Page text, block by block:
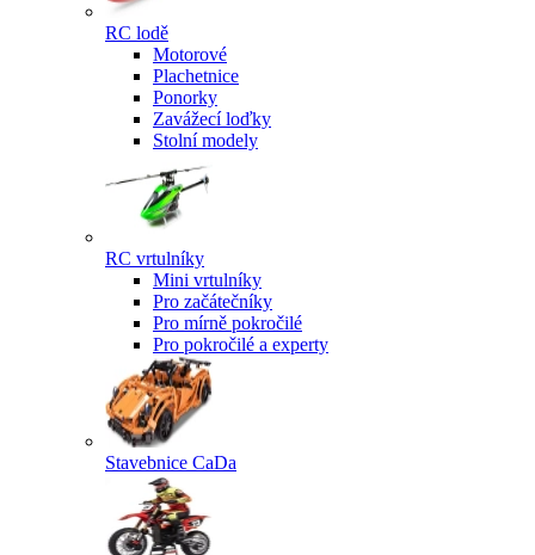
RC lodě
Motorové
Plachetnice
Ponorky
Zavážecí loďky
Stolní modely
RC vrtulníky
Mini vrtulníky
Pro začátečníky
Pro mírně pokročilé
Pro pokročilé a experty
Stavebnice CaDa